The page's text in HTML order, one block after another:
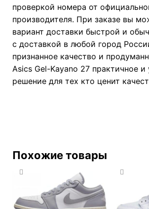
проверкой номера от
производителя. При заказе вы
вариант доставки быстрой и
с доставкой в любой город
признанное качество и
Asics Gel-Kayano 27 практичное и
решение для тех кто ценит
Похожие товары